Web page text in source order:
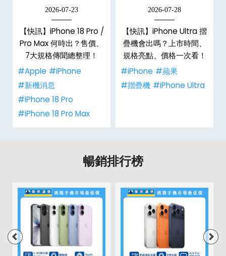
2026-07-23
【快訊】iPhone 18 Pro /
Pro Max 何時出？售價、
7大規格傳聞總整理！
#Apple #iPhone
#新機消息
#iPhone 18 Pro
#iPhone 18 Pro Max
2026-07-28
【快訊】iPhone Ultra 摺
疊機會出嗎？上市時間、
規格亮點、價格一次看！
#iPhone #蘋果
#摺疊機 #iPhone Ultra
暢銷排行榜